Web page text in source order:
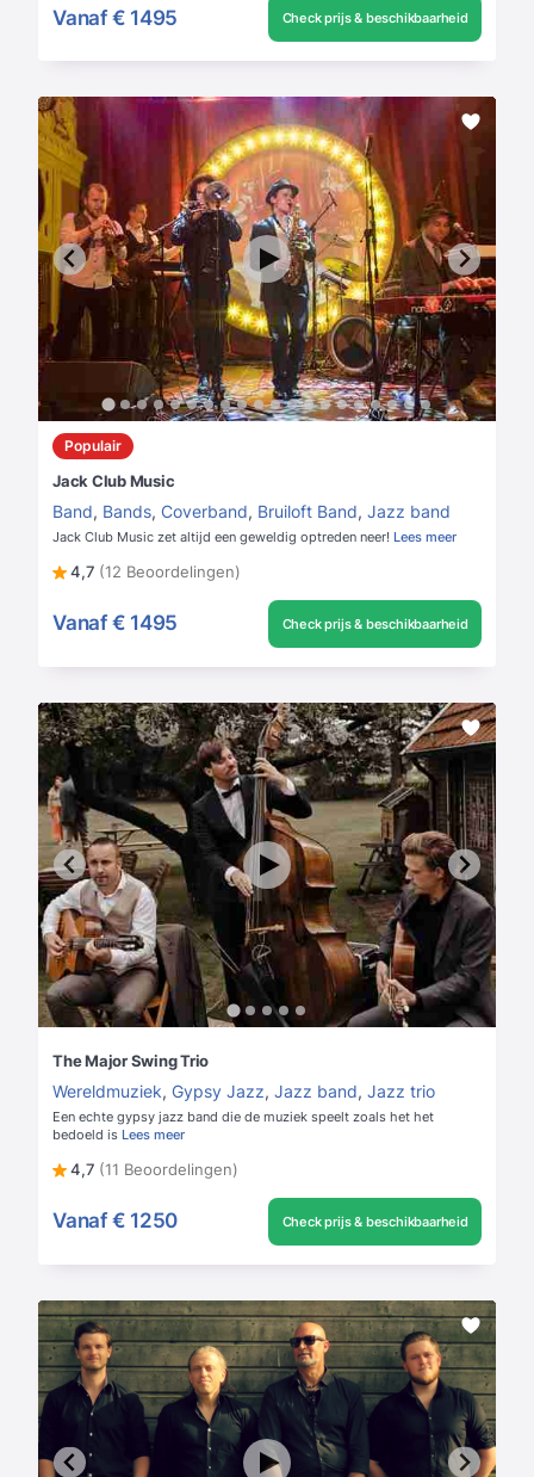
Vanaf € 1495 Check prijs & beschikbaarheid
Populair
Jack Club Music
Band, Bands, Coverband, Bruiloft Band, Jazz band
Jack Club Music zet altijd een geweldig optreden neer! Lees meer
4,7 (12 Beoordelingen)
Vanaf € 1495 Check prijs & beschikbaarheid
The Major Swing Trio
Wereldmuziek, Gypsy Jazz, Jazz band, Jazz trio
Een echte gypsy jazz band die de muziek speelt zoals het het
bedoeld is Lees meer
4,7 (11 Beoordelingen)
Vanaf € 1250 Check prijs & beschikbaarheid